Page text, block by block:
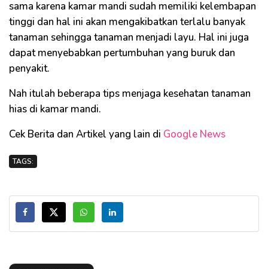
sama karena kamar mandi sudah memiliki kelembapan
tinggi dan hal ini akan mengakibatkan terlalu banyak
tanaman sehingga tanaman menjadi layu. Hal ini juga
dapat menyebabkan pertumbuhan yang buruk dan
penyakit.
Nah itulah beberapa tips menjaga kesehatan tanaman
hias di kamar mandi.
Cek Berita dan Artikel yang lain di Google News
TAGS: